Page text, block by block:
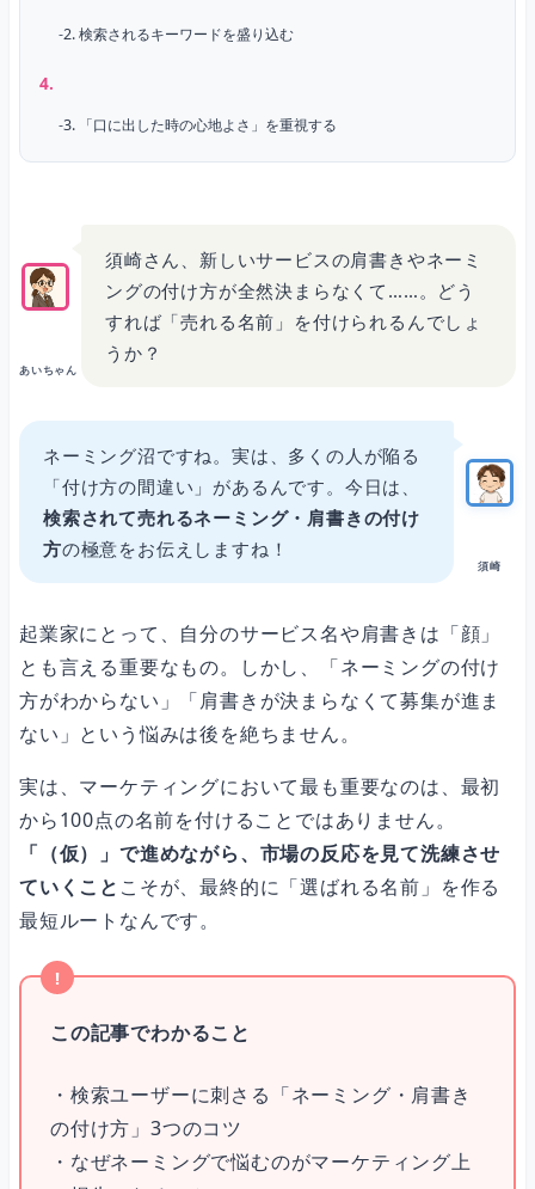
2. 検索されるキーワードを盛り込む
3. 「口に出した時の心地よさ」を重視する
最強の魔法の言葉「（仮）」でマーケティングを加速させる
あいちゃん
須崎さん、新しいサービスの肩書きやネーミ
ングの付け方が全然決まらなくて……。どう
すれば「売れる名前」を付けられるんでしょ
うか？
須崎
ネーミング沼ですね。実は、多くの人が陥る
「付け方の間違い」があるんです。今日は、
検索されて売れるネーミング・肩書きの付け
方の極意をお伝えしますね！
起業家にとって、自分のサービス名や肩書きは「顔」
とも言える重要なもの。しかし、「ネーミングの付け
方がわからない」「肩書きが決まらなくて募集が進ま
ない」という悩みは後を絶ちません。
実は、マーケティングにおいて最も重要なのは、最初
から100点の名前を付けることではありません。
「（仮）」で進めながら、市場の反応を見て洗練させ
ていくこと こそが、最終的に「選ばれる名前」を作る
最短ルートなんです。
この記事でわかること
・検索ユーザーに刺さる「ネーミング・肩書き
の付け方」3つのコツ
・なぜネーミングで悩むのがマーケティング上